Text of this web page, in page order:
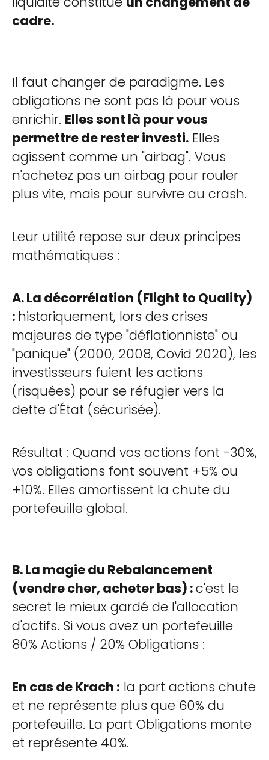
cadre.
Il faut changer de paradigme. Les
obligations ne sont pas là pour vous
enrichir. Elles sont là pour vous
permettre de rester investi. Elles
agissent comme un "airbag". Vous
n'achetez pas un airbag pour rouler
plus vite, mais pour survivre au crash.
Leur utilité repose sur deux principes
mathématiques :
A. La décorrélation (Flight to Quality)
: historiquement, lors des crises
majeures de type "déflationniste" ou
"panique" (2000, 2008, Covid 2020), les
investisseurs fuient les actions
(risquées) pour se réfugier vers la
dette d'État (sécurisée).
Résultat : Quand vos actions font -30%,
vos obligations font souvent +5% ou
+10%. Elles amortissent la chute du
portefeuille global.
B. La magie du Rebalancement
(vendre cher, acheter bas) :c'est le
secret le mieux gardé de l'allocation
d'actifs. Si vous avez un portefeuille
80% Actions / 20% Obligations :
En cas de Krach : la part actions chute
et ne représente plus que 60% du
portefeuille. La part Obligations monte
et représente 40%.